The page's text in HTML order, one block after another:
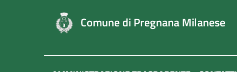
Comune di Pregnana Milanese